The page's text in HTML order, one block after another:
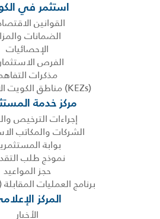
استثمر في
القوانين
الضمانات
الإحصائيات
الفرص
مذكرات
(KEZs) مناطق الكويت الاقتصادية
مركز خدمة
إجراءات الترخيص
الشركات والمكاتب
بوابة
نموذج طلب
حجز المواعيد
برنامج العمليات
المركز
الأخبار